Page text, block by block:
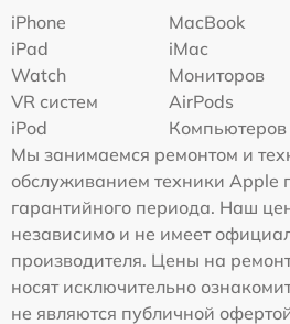
iPhone
MacBook
iPad
iMac
Watch
Мониторов
VR систем
AirPods
iPod
Компьютеров
Мы занимаемся ремонтом и
обслуживанием техники Apple
гарантийного периода. Наш
независимо и не имеет
производителя. Цены на
носят исключительно
не являются публичной